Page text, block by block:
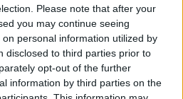
Please note that after your
you may continue seeing
personal information utilized by
disclosed to third parties prior to
opt-out of the further
information by third parties on the
értesülj a friss
is!